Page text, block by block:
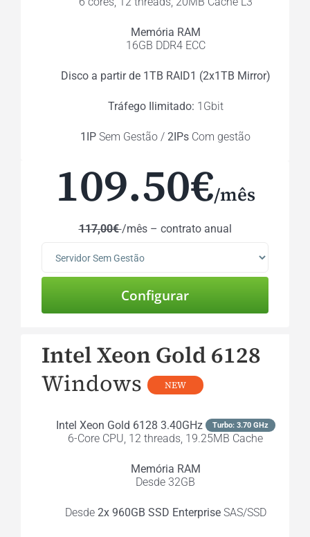
Memória RAM
16GB DDR4 ECC
Disco a partir de 1TB RAID1 (2x1TB Mirror)
Tráfego Ilimitado: 1Gbit
1IP Sem Gestão / 2IPs Com gestão
109.50€/mês
117,00€/mês – contrato anual
Intel Xeon Gold 6128
Windows
NEW
Intel Xeon Gold 6128 3.40GHz Turbo: 3.70 GHz
6-Core CPU, 12 threads, 19.25MB Cache
Memória RAM
Desde 32GB
Desde 2x 960GB SSD EnterpriseSAS/SSD